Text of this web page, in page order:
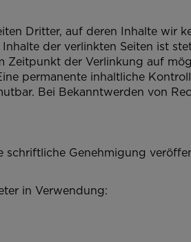
Dritter, auf deren Inhalte wir
der verlinkten Seiten ist
Zeitpunkt der Verlinkung auf
permanente inhaltliche
Bei Bekanntwerden von
Genehmigung
in Verwendung: